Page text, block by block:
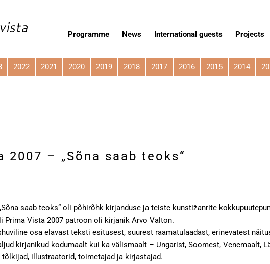
Programme News International guests Projects
2022 2021 2020 2019 2018 2017 2016 2015 2014
2007 – „Sõna saab teoks“
saab teoks“ oli põhirõhk kirjanduse ja teiste kunstižanrite
Prima Vista 2007 patroon oli kirjanik Arvo Valton.
osa elavast teksti esitusest, suurest raamatulaadast, erinevatest
kirjanikud kodumaalt kui ka välismaalt – Ungarist, Soomest,
illustraatorid, toimetajad ja kirjastajad.